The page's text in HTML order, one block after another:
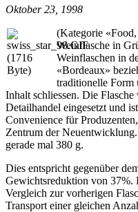
Oktober 23, 1998
(Kategorie
Weinflasche in
Weinflaschen in
«Bordeaux»
traditionelle Form
Inhalt schliessen. Die
Detailhandel eingesetzt und
Convenience für
Zentrum der
gerade mal 380 g.
Dies entspricht gegenüber
Gewichtsreduktion von 37%.
Vergleich zur vorherigen
Transport einer gleichen